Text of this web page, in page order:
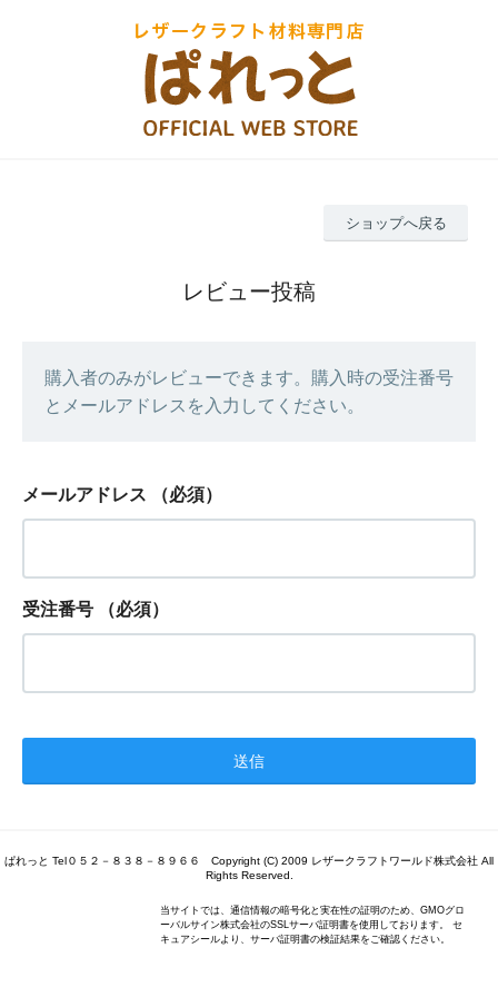
ショップへ戻る
レビュー投稿
購入者のみがレビューできます。購入時の受注番号
とメールアドレスを入力してください。
メールアドレス （必須）
受注番号 （必須）
ぱれっと Tel０５２－８３８－８９６６ Copyright (C) 2009 レザークラフトワールド株式会社 All
Rights Reserved.
当サイトでは、通信情報の暗号化と実在性の証明のため、GMOグロ
ーバルサイン株式会社のSSLサーバ証明書を使用しております。 セ
キュアシールより、サーバ証明書の検証結果をご確認ください。